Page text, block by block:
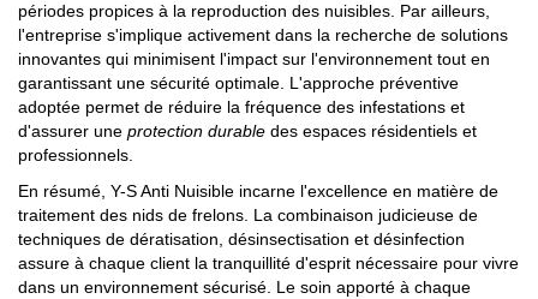
périodes propices à la reproduction des nuisibles. Par ailleurs,
l'entreprise s'implique activement dans la recherche de solutions
innovantes qui minimisent l'impact sur l'environnement tout en
garantissant une sécurité optimale. L'approche préventive
adoptée permet de réduire la fréquence des infestations et
d'assurer une protection durable des espaces résidentiels et
professionnels.
En résumé, Y-S Anti Nuisible incarne l'excellence en matière de
traitement des nids de frelons. La combinaison judicieuse de
techniques de dératisation, désinsectisation et désinfection
assure à chaque client la tranquillité d'esprit nécessaire pour vivre
dans un environnement sécurisé. Le soin apporté à chaque